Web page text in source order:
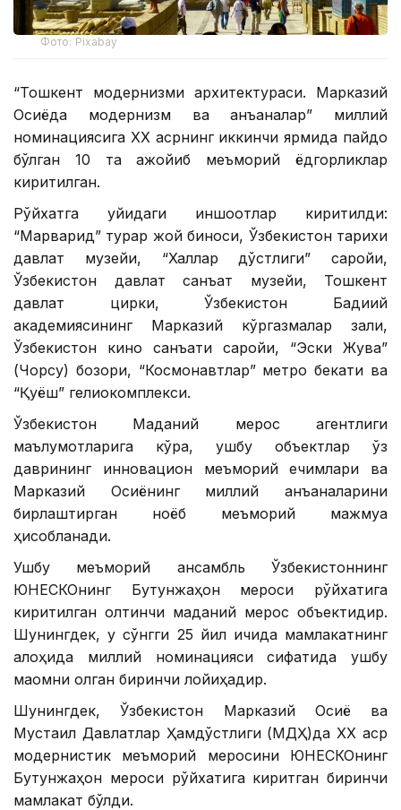
Фото: Pixabay
“Тошкент модернизми архитектураси. Марказий
Осиёда модернизм ва анъаналар” миллий
номинациясига ХХ асрнинг иккинчи ярмида пайдо
бўлган 10 та ажойиб меъморий ёдгорликлар
киритилган.
Рўйхатга қуйидаги иншоотлар киритилди:
“Марварид” турар жой биноси, Ўзбекистон тарихи
давлат музейи, “Халқлар дўстлиги” саройи,
Ўзбекистон давлат санъат музейи, Тошкент
давлат цирки, Ўзбекистон Бадиий
академиясининг Марказий кўргазмалар зали,
Ўзбекистон кино санъати саройи, “Эски Жува”
(Чорсу) бозори, “Космонавтлар” метро бекати ва
“Қуёш” гелиокомплекси.
Ўзбекистон Маданий мерос агентлиги
маълумотларига кўра, ушбу объектлар ўз
даврининг инновацион меъморий ечимлари ва
Марказий Осиёнинг миллий анъаналарини
бирлаштирган ноёб меъморий мажмуа
ҳисобланади.
Ушбу меъморий ансамбль Ўзбекистоннинг
ЮНEСКОнинг Бутунжаҳон мероси рўйхатига
киритилган олтинчи маданий мерос объектидир.
Шунингдек, у сўнгги 25 йил ичида мамлакатнинг
алоҳида миллий номинацияси сифатида ушбу
мақомни олган биринчи лойиҳадир.
Шунингдек, Ўзбекистон Марказий Осиё ва
Мустақил Давлатлар Ҳамдўстлиги (МДҲ)да ХХ аср
модернистик меъморий меросини ЮНEСКОнинг
Бутунжаҳон мероси рўйхатига киритган биринчи
мамлакат бўлди.